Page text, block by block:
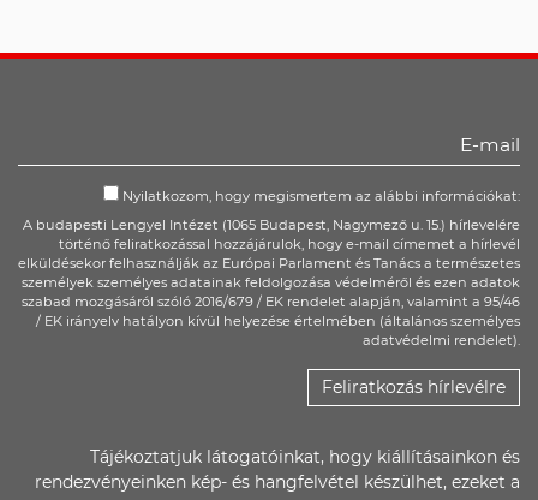
Nyilatkozom, hogy megismertem az alábbi információkat:
A budapesti Lengyel Intézet (1065 Budapest, Nagymező u. 15.) hírlevelére
történő feliratkozással hozzájárulok, hogy e-mail címemet a hírlevél
elküldésekor felhasználják az Európai Parlament és Tanács a természetes
személyek személyes adatainak feldolgozása védelméről és ezen adatok
szabad mozgásáról szóló 2016/679 / EK rendelet alapján, valamint a 95/46
/ EK irányelv hatályon kívül helyezése értelmében (általános személyes
adatvédelmi rendelet).
Feliratkozás hírlevélre
Tájékoztatjuk látogatóinkat, hogy kiállításainkon és
rendezvényeinken kép- és hangfelvétel készülhet, ezeket a